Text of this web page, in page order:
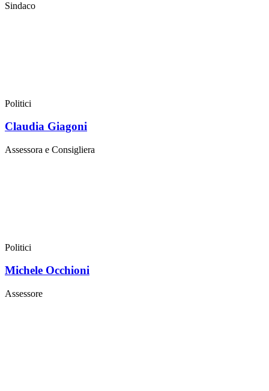
Sindaco
Politici
Claudia Giagoni
Assessora e Consigliera
Politici
Michele Occhioni
Assessore